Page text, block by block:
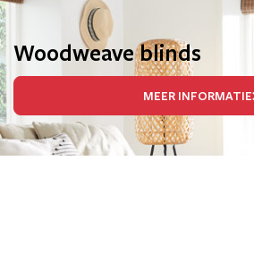
Woodweave blinds
MEER INFORMATIE